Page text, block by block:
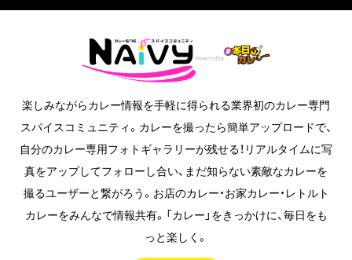
楽しみながらカレー情報を手軽に得られる業界初のカレー専門
スパイスコミュニティ。カレーを撮ったら簡単アップロードで、
自分のカレー専用フォトギャラリーが残せる！リアルタイムに写
真をアップしてフォローし合い、まだ知らない素敵なカレーを
撮るユーザーと繋がろう。お店のカレー・お家カレー・レトルト
カレーをみんなで情報共有。「カレー」をきっかけに、毎日をも
っと楽しく。